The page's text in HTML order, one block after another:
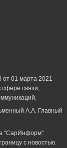
01 марта 2021
сфере связи,
А.А. Главный
"СарИнформ"
с новостью.